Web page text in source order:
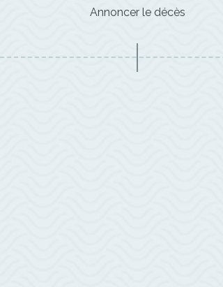
Annoncer le décès